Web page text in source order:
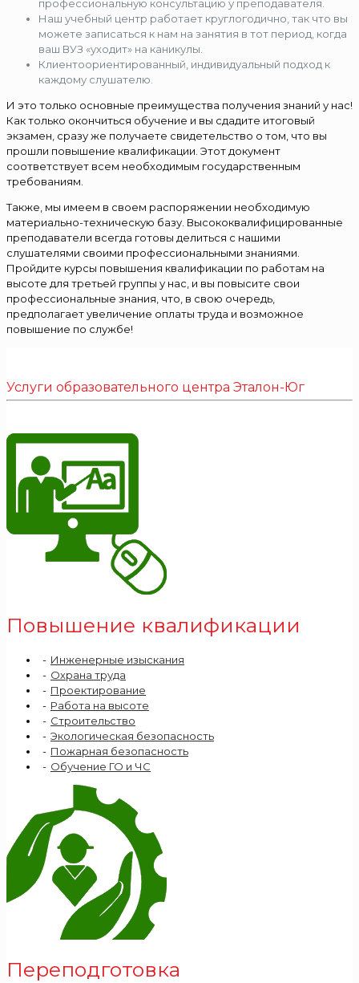
профессиональную консультацию у преподавателя.
Наш учебный центр работает круглогодично, так что вы
можете записаться к нам на занятия в тот период, когда
ваш ВУЗ «уходит» на каникулы.
Клиентоориентированный, индивидуальный подход к
каждому слушателю.
И это только основные преимущества получения знаний у нас!
Как только окончиться обучение и вы сдадите итоговый
экзамен, сразу же получаете свидетельство о том, что вы
прошли повышение квалификации. Этот документ
соответствует всем необходимым государственным
требованиям.
Также, мы имеем в своем распоряжении необходимую
материально-техническую базу. Высококвалифицированные
преподаватели всегда готовы делиться с нашими
слушателями своими профессиональными знаниями.
Пройдите курсы повышения квалификации по работам на
высоте для третьей группы у нас, и вы повысите свои
профессиональные знания, что, в свою очередь,
предполагает увеличение оплаты труда и возможное
повышение по службе!
Услуги образовательного центра Эталон-Юг
Повышение квалификации
Инженерные изыскания
Охрана труда
Проектирование
Работа на высоте
Строительство
Экологическая безопасность
Пожарная безопасность
Обучение ГО и ЧС
Переподготовка